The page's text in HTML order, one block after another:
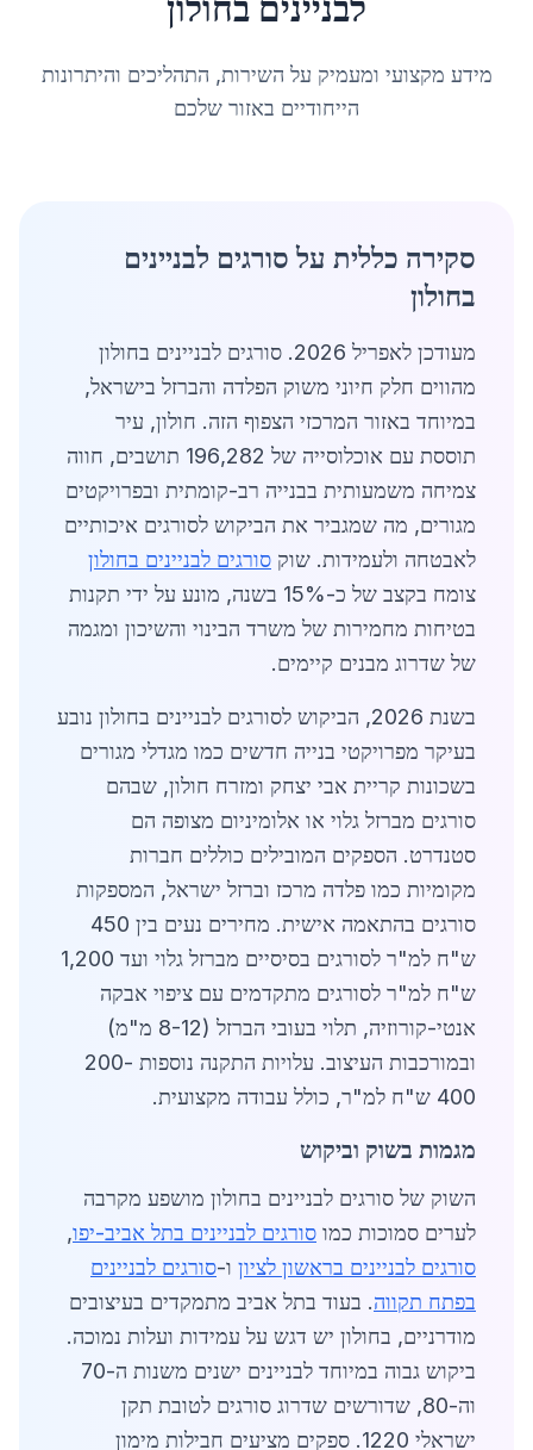
מידע מקצועי ומעמיק על השירות, התהליכים והיתרונות
הייחודיים באזור שלכם
סקירה כללית על סורגים לבניינים
בחולון
מעודכן לאפריל 2026. סורגים לבניינים בחולון
מהווים חלק חיוני משוק הפלדה והברזל בישראל,
במיוחד באזור המרכזי הצפוף הזה. חולון, עיר
תוססת עם אוכלוסייה של 196,282 תושבים, חווה
צמיחה משמעותית בבנייה רב-קומתית ובפרויקטים
מגורים, מה שמגביר את הביקוש לסורגים איכותיים
לאבטחה ולעמידות. שוק סורגים לבניינים בחולון
צומח בקצב של כ-15% בשנה, מונע על ידי תקנות
בטיחות מחמירות של משרד הבינוי והשיכון ומגמה
של שדרוג מבנים קיימים.
בשנת 2026, הביקוש לסורגים לבניינים בחולון נובע
בעיקר מפרויקטי בנייה חדשים כמו מגדלי מגורים
בשכונות קריית אבי יצחק ומזרח חולון, שבהם
סורגים מברזל גלוי או אלומיניום מצופה הם
סטנדרט. הספקים המובילים כוללים חברות
מקומיות כמו פלדה מרכז וברזל ישראל, המספקות
סורגים בהתאמה אישית. מחירים נעים בין 450
ש"ח למ"ר לסורגים בסיסיים מברזל גלוי ועד 1,200
ש"ח למ"ר לסורגים מתקדמים עם ציפוי אבקה
אנטי-קורוזיה, תלוי בעובי הברזל (8-12 מ"מ)
ובמורכבות העיצוב. עלויות התקנה נוספות 200-
400 ש"ח למ"ר, כולל עבודה מקצועית.
מגמות בשוק וביקוש
השוק של סורגים לבניינים בחולון מושפע מקרבה
לערים סמוכות כמו סורגים לבניינים בתל אביב-יפו,
סורגים לבניינים בראשון לציון ו-סורגים לבניינים
בפתח תקווה. בעוד בתל אביב מתמקדים בעיצובים
מודרניים, בחולון יש דגש על עמידות ועלות נמוכה.
ביקוש גבוה במיוחד לבניינים ישנים משנות ה-70
וה-80, שדורשים שדרוג סורגים לטובת תקן
ישראלי 1220. ספקים מציעים חבילות מימון